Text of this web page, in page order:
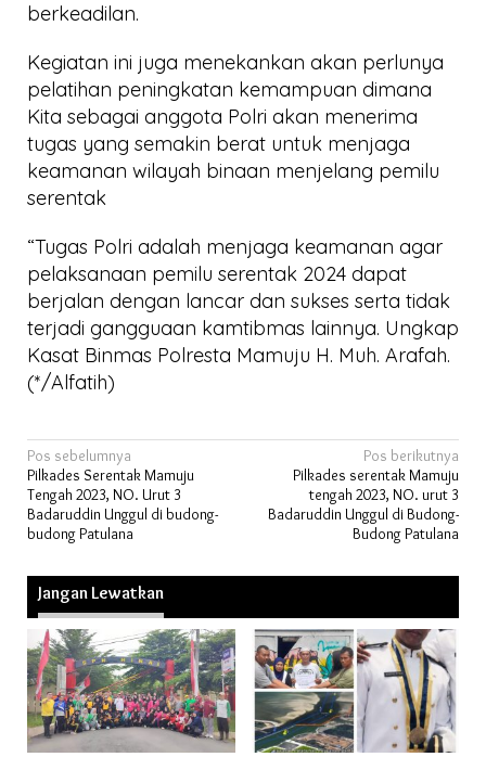
berkeadilan.
Kegiatan ini juga menekankan akan perlunya
pelatihan peningkatan kemampuan dimana
Kita sebagai anggota Polri akan menerima
tugas yang semakin berat untuk menjaga
keamanan wilayah binaan menjelang pemilu
serentak
“Tugas Polri adalah menjaga keamanan agar
pelaksanaan pemilu serentak 2024 dapat
berjalan dengan lancar dan sukses serta tidak
terjadi gangguaan kamtibmas lainnya. Ungkap
Kasat Binmas Polresta Mamuju H. Muh. Arafah.
(*/Alfatih)
Navigasi
pos
Pos sebelumnya
Pilkades Serentak Mamuju
Tengah 2023, NO. Urut 3
Badaruddin Unggul di budong-
budong Patulana
Pos berikutnya
Pilkades serentak Mamuju
tengah 2023, NO. urut 3
Badaruddin Unggul di Budong-
Budong Patulana
Jangan Lewatkan